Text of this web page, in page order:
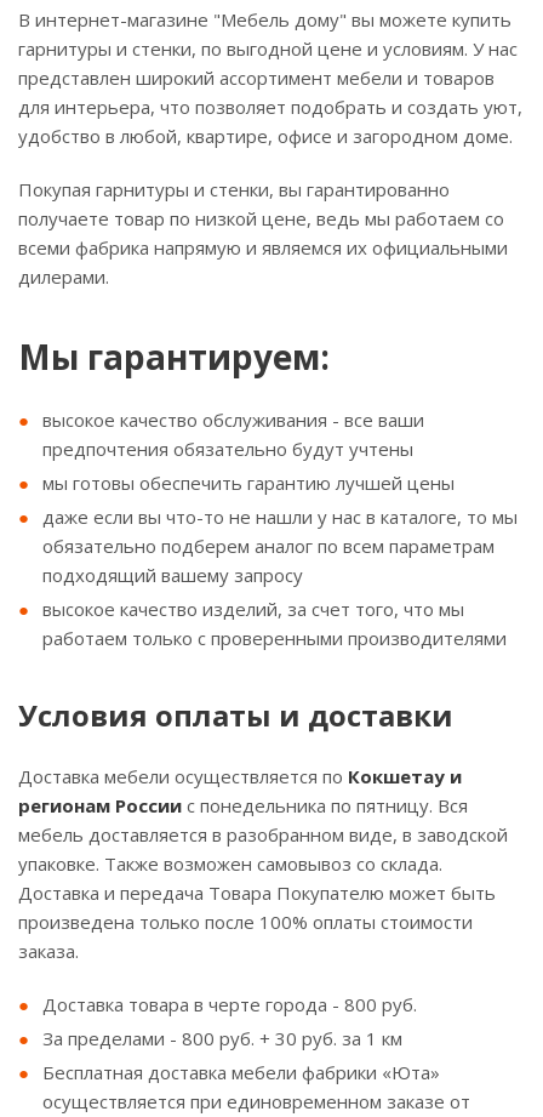
В интернет-магазине "Мебель дому" вы можете купить
гарнитуры и стенки, по выгодной цене и условиям. У нас
представлен широкий ассортимент мебели и товаров
для интерьера, что позволяет подобрать и создать уют,
удобство в любой, квартире, офисе и загородном доме.
Покупая гарнитуры и стенки, вы гарантированно
получаете товар по низкой цене, ведь мы работаем со
всеми фабрика напрямую и являемся их официальными
дилерами.
Мы гарантируем:
высокое качество обслуживания - все ваши
предпочтения обязательно будут учтены
мы готовы обеспечить гарантию лучшей цены
даже если вы что-то не нашли у нас в каталоге, то мы
обязательно подберем аналог по всем параметрам
подходящий вашему запросу
высокое качество изделий, за счет того, что мы
работаем только с проверенными производителями
Условия оплаты и доставки
Доставка мебели осуществляется по Кокшетау и
регионам России с понедельника по пятницу. Вся
мебель доставляется в разобранном виде, в заводской
упаковке. Также возможен самовывоз со склада.
Доставка и передача Товара Покупателю может быть
произведена только после 100% оплаты стоимости
заказа.
Доставка товара в черте города - 800 руб.
За пределами - 800 руб. + 30 руб. за 1 км
Бесплатная доставка мебели фабрики «Юта»
осуществляется при единовременном заказе от